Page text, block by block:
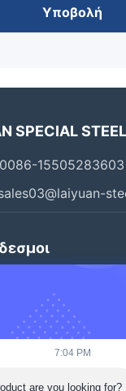
Υποβολή
SPECIAL
0086-15505283603
7:04 PM
are you looking for?